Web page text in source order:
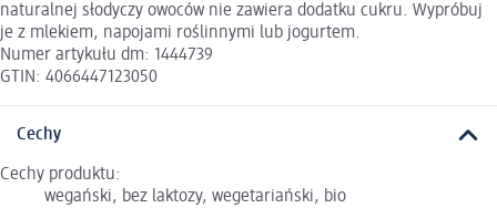
naturalnej słodyczy owoców nie zawiera dodatku cukru. Wypróbuj
je z mlekiem, napojami roślinnymi lub jogurtem.
Numer artykułu dm: 1444739
GTIN: 4066447123050
Cechy
Cechy produktu:
wegański, bez laktozy, wegetariański, bio